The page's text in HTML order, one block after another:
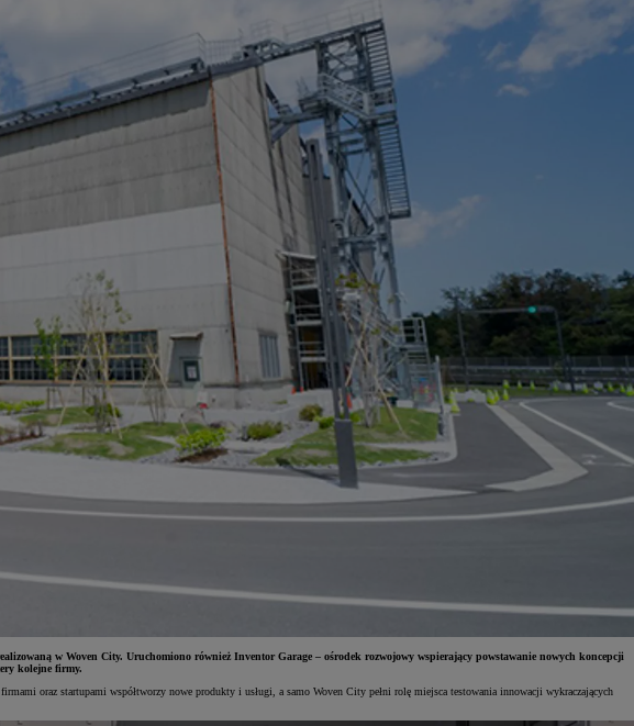
w Woven City. Uruchomiono również Inventor Garage – ośrodek rozwojowy wspierający powstawanie nowych koncepcji
kolejne firmy.
oraz startupami współtworzy nowe produkty i usługi, a samo Woven City pełni rolę miejsca testowania innowacji wykraczających